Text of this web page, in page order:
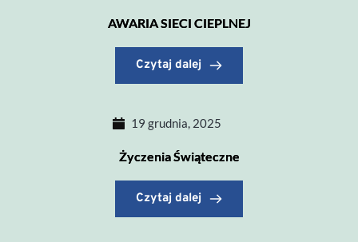
AWARIA SIECI CIEPLNEJ
Czytaj dalej
19 grudnia, 2025
Życzenia Świąteczne
Czytaj dalej